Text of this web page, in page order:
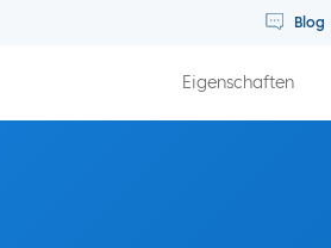
Blog
Eigenschaften
Harmony verändern können